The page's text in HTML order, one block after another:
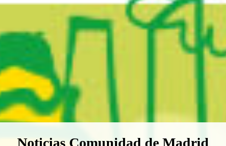
Boletín Noticias Comunidad de
Noticias Comunidad de Madrid